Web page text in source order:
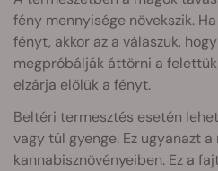
fény mennyisége növekszik.
fényt, akkor az a válaszuk,
megpróbálják áttörni a
elzárja előlük a fényt.
Beltéri termesztés esetén
vagy túl gyenge. Ez ugyanazt
kannabisznövényeiben. Ez a